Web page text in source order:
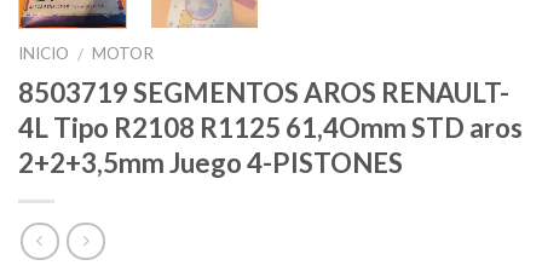
INICIO / MOTOR
8503719 SEGMENTOS AROS RENAULT-
4L Tipo R2108 R1125 61,4Omm STD aros
2+2+3,5mm Juego 4-PISTONES